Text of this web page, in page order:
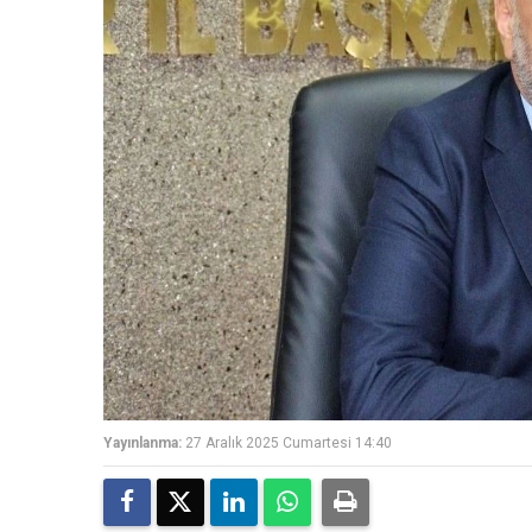
Yayınlanma: 27 Aralık 2025 Cumartesi 14:40